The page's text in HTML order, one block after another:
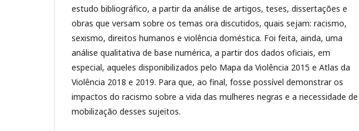
estudo bibliográfico, a partir da análise de artigos, teses, dissertações e
obras que versam sobre os temas ora discutidos, quais sejam: racismo,
sexismo, direitos humanos e violência doméstica. Foi feita, ainda, uma
análise qualitativa de base numérica, a partir dos dados oficiais, em
especial, aqueles disponibilizados pelo Mapa da Violência 2015 e Atlas da
Violência 2018 e 2019. Para que, ao final, fosse possível demonstrar os
impactos do racismo sobre a vida das mulheres negras e a necessidade de
mobilização desses sujeitos.